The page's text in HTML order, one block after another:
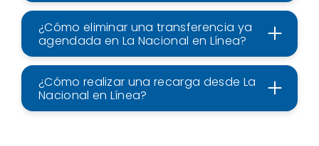
¿Cómo eliminar una transferencia ya
agendada en La Nacional en Línea?
¿Cómo realizar una recarga desde La
Nacional en Línea?